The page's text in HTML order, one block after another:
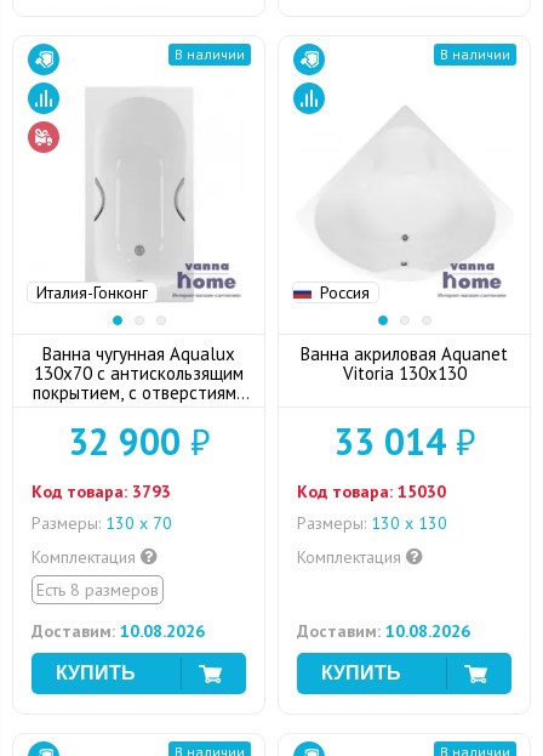
Италия-Гонконг
В наличии
Ванна чугунная Aqualux
130x70 с антискользящим
покрытием, с отверстиями
32 900 ₽
Код товара: 3793
Размеры: 130 х 70
Комплектация
Есть 8 размеров
Доставим: 10.08.2026
Россия
В наличии
Ванна акриловая Aquanet
Vitoria 130x130
33 014 ₽
Код товара: 15030
Размеры: 130 x 130
Комплектация
Доставим: 10.08.2026
В наличии В наличии